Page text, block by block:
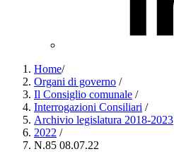
Home/
Organi di governo /
Il Consiglio comunale /
Interrogazioni Consiliari /
Archivio legislatura 2018-2023
2022 /
N.85 08.07.22